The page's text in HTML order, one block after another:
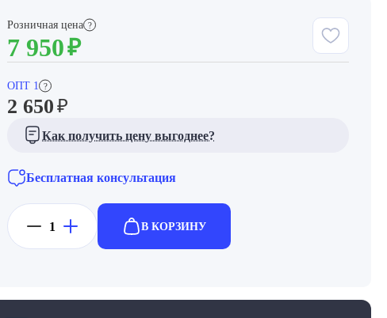
Розничная цена ?
7 950₽
ОПТ 1 ?
2 650₽
Как получить цену выгоднее?
Бесплатная консультация
В КОРЗИНУ